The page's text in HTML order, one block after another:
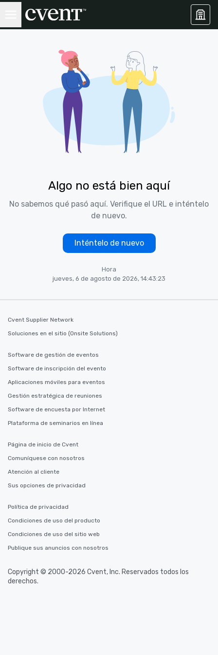
Algo no está bien aquí
No sabemos qué pasó aquí. Verifique el URL e inténtelo
de nuevo.
Inténtelo de nuevo
Hora
jueves, 6 de agosto de 2026, 14:43:23
Cvent Supplier Network
Soluciones en el sitio (Onsite Solutions)
Software de gestión de eventos
Software de inscripción del evento
Aplicaciones móviles para eventos
Gestión estratégica de reuniones
Software de encuesta por Internet
Plataforma de seminarios en línea
Página de inicio de Cvent
Comuníquese con nosotros
Atención al cliente
Sus opciones de privacidad
Política de privacidad
Condiciones de uso del producto
Condiciones de uso del sitio web
Publique sus anuncios con nosotros
Copyright © 2000-2026 Cvent, Inc. Reservados todos los
derechos.